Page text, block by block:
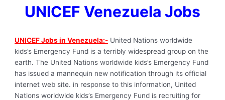
UNICEF Venezuela Jobs
UNICEF Jobs in Venezuela:- United Nations worldwide
kids’s Emergency Fund is a terribly widespread group on the
earth. The United Nations worldwide kids’s Emergency Fund
has issued a mannequin new notification through its official
internet web site. in response to this information, United
Nations worldwide kids’s Emergency Fund is recruiting for